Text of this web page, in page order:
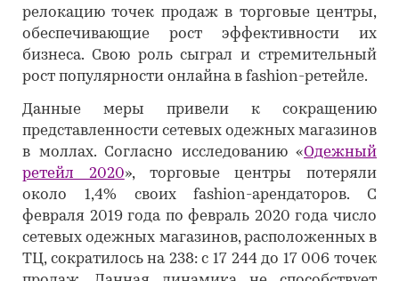
релокацию точек продаж в торговые центры,
обеспечивающие рост эффективности их
бизнеса. Свою роль сыграл и стремительный
рост популярности онлайна в fashion-ретейле.
Данные меры привели к сокращению
представленности сетевых одежных магазинов
в моллах. Согласно исследованию «Одежный
ретейл 2020», торговые центры потеряли
около 1,4% своих fashion-арендаторов. С
февраля 2019 года по февраль 2020 года число
сетевых одежных магазинов, расположенных в
ТЦ, сократилось на 238: с 17 244 до 17 006 точек